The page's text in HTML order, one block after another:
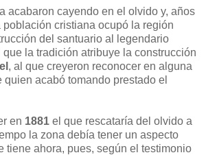
acabaron cayendo en el olvido y, años
cristiana ocupó la región
del santuario al legendario
que la tradición atribuye la construcción
, al que creyeron reconocer en alguna
quien acabó tomando prestado el
en 1881 el que rescataría del olvido a
la zona debía tener un aspecto
tiene ahora, pues, según el testimonio